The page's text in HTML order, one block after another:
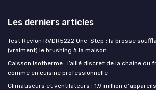
Les derniers articles
Test Revlon RVDR5222 One-Step : la brosse
(vraiment) le brushing à la maison
Caisson isotherme : l’allié discret de la chaîne du
comme en cuisine professionnelle
Climatiseurs et ventilateurs : 1,9 million